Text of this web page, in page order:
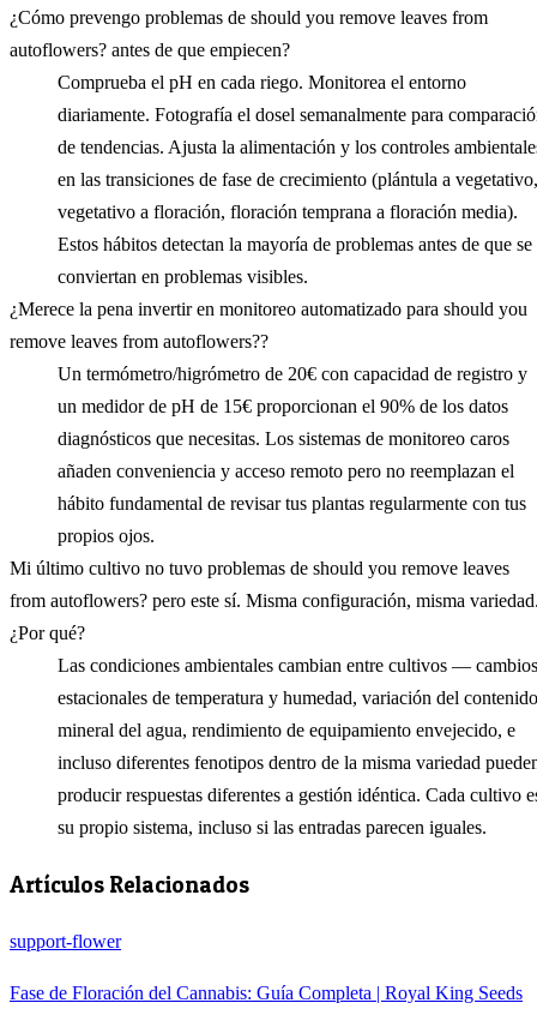
¿Cómo prevengo problemas de should you remove leaves from
autoflowers? antes de que empiecen?
Comprueba el pH en cada riego. Monitorea el entorno
diariamente. Fotografía el dosel semanalmente para
de tendencias. Ajusta la alimentación y los controles
en las transiciones de fase de crecimiento (plántula a vegetativo,
vegetativo a floración, floración temprana a floración media).
Estos hábitos detectan la mayoría de problemas antes de que se
conviertan en problemas visibles.
¿Merece la pena invertir en monitoreo automatizado para should you
remove leaves from autoflowers??
Un termómetro/higrómetro de 20€ con capacidad de registro y
un medidor de pH de 15€ proporcionan el 90% de los datos
diagnósticos que necesitas. Los sistemas de monitoreo caros
añaden conveniencia y acceso remoto pero no reemplazan el
hábito fundamental de revisar tus plantas regularmente con tus
propios ojos.
Mi último cultivo no tuvo problemas de should you remove leaves
from autoflowers? pero este sí. Misma configuración, misma
¿Por qué?
Las condiciones ambientales cambian entre cultivos — cambios
estacionales de temperatura y humedad, variación del contenido
mineral del agua, rendimiento de equipamiento envejecido, e
incluso diferentes fenotipos dentro de la misma variedad
producir respuestas diferentes a gestión idéntica. Cada cultivo
su propio sistema, incluso si las entradas parecen iguales.
Artículos Relacionados
support-flower
Fase de Floración del Cannabis: Guía Completa | Royal King Seeds